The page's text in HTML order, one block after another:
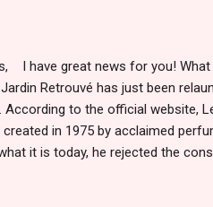
I have great news for you!
Retrouvé has just been
According to the official website,
in 1975 by acclaimed
it is today, he rejected the